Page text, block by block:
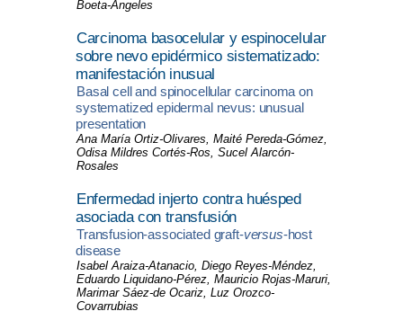
Boeta-Ángeles
Carcinoma basocelular y espinocelular
sobre nevo epidérmico sistematizado:
manifestación inusual
Basal cell and spinocellular carcinoma on
systematized epidermal nevus: unusual
presentation
Ana María Ortiz-Olivares, Maité Pereda-Gómez,
Odisa Mildres Cortés-Ros, Sucel Alarcón-
Rosales
Enfermedad injerto contra huésped
asociada con transfusión
Transfusion-associated graft-versus-host
disease
Isabel Araiza-Atanacio, Diego Reyes-Méndez,
Eduardo Liquidano-Pérez, Mauricio Rojas-Maruri,
Marimar Sáez-de Ocariz, Luz Orozco-
Covarrubias